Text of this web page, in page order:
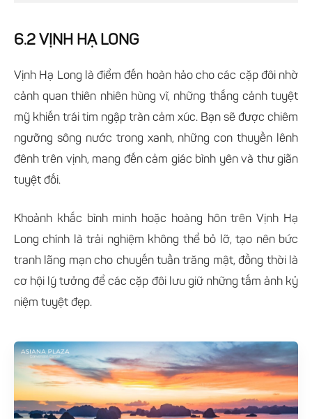
6.2 VỊNH HẠ LONG
Vịnh Hạ Long là điểm đến hoàn hảo cho các cặp đôi nhờ
cảnh quan thiên nhiên hùng vĩ, những thắng cảnh tuyệt
mỹ khiến trái tim ngập tràn cảm xúc. Bạn sẽ được chiêm
ngưỡng sông nước trong xanh, những con thuyền lênh
đênh trên vịnh, mang đến cảm giác bình yên và thư giãn
tuyệt đối.
Khoảnh khắc bình minh hoặc hoàng hôn trên Vịnh Hạ
Long chính là trải nghiệm không thể bỏ lỡ, tạo nên bức
tranh lãng mạn cho chuyến tuần trăng mật, đồng thời là
cơ hội lý tưởng để các cặp đôi lưu giữ những tấm ảnh kỷ
niệm tuyệt đẹp.